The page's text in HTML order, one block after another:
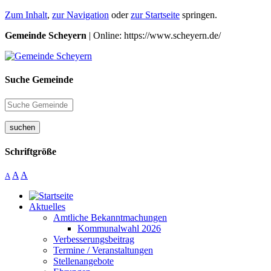
Zum Inhalt, zur Navigation oderzur Startseite springen.
Gemeinde Scheyern | Online: https://www.scheyern.de/
Suche Gemeinde
suchen
Schriftgröße
A A A
Aktuelles
Amtliche Bekanntmachungen
Kommunalwahl 2026
Verbesserungsbeitrag
Termine / Veranstaltungen
Stellenangebote